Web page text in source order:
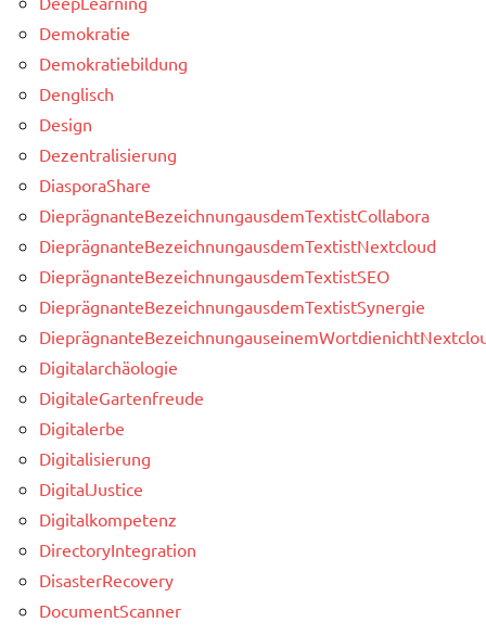
Demokratie
Demokratiebildung
Denglisch
Design
Dezentralisierung
DiasporaShare
DieprägnanteBezeichnungausdemTextistCollabora
DieprägnanteBezeichnungausdemTextistNextcloud
DieprägnanteBezeichnungausdemTextistSEO
DieprägnanteBezeichnungausdemTextistSynergie
Digitalarchäologie
DigitaleGartenfreude
Digitalerbe
Digitalisierung
DigitalJustice
Digitalkompetenz
DirectoryIntegration
DisasterRecovery
DocumentScanner